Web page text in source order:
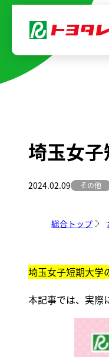
を
キ
埼玉女
2024.02.09 その他
総合トップ
埼玉女子短期大学
本記事では、実際